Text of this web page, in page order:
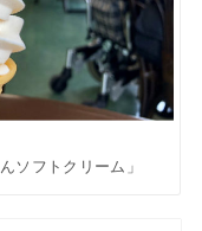
ソフトクリーム」